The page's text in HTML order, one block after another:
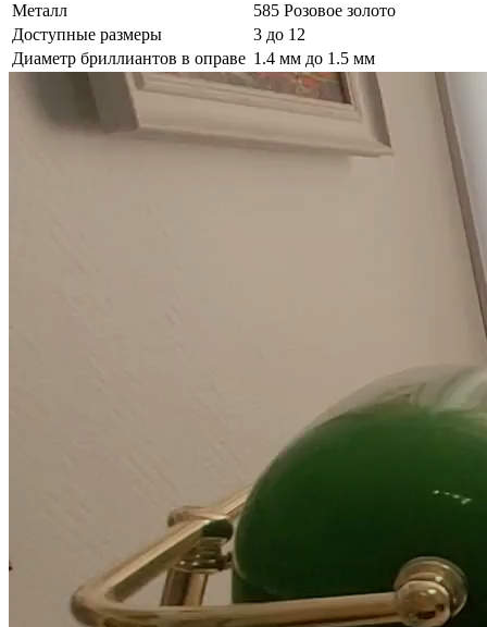
Металл
585 Розовое золото
Доступные размеры
3 до 12
Диаметр бриллиантов в оправе 1.4 мм до 1.5 мм